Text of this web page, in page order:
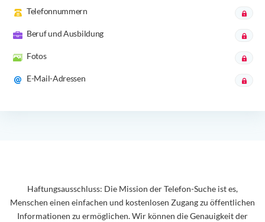
Telefonnummern
Beruf und Ausbildung
Fotos
E-Mail-Adressen
Haftungsausschluss: Die Mission der Telefon-Suche ist es,
Menschen einen einfachen und kostenlosen Zugang zu öffentlichen
Informationen zu ermöglichen. Wir können die Genauigkeit der